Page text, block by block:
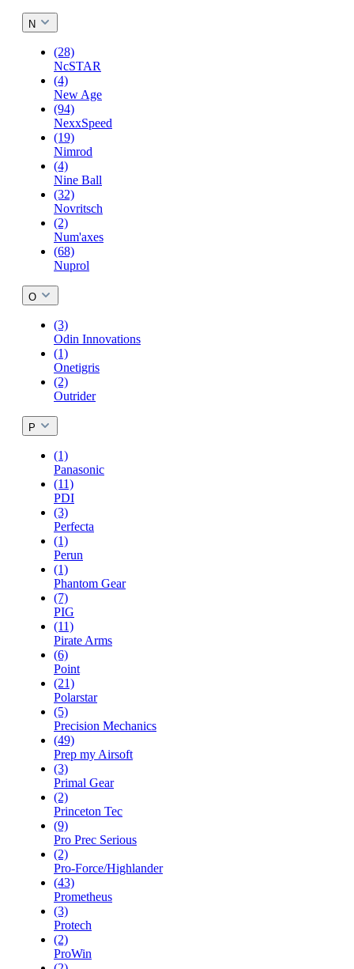
N
(28)
NcSTAR
(4)
New Age
(94)
NexxSpeed
(19)
Nimrod
(4)
Nine Ball
(32)
Novritsch
(2)
Num'axes
(68)
Nuprol
O
(3)
Odin Innovations
(1)
Onetigris
(2)
Outrider
P
(1)
Panasonic
(11)
PDI
(3)
Perfecta
(1)
Perun
(1)
Phantom Gear
(7)
PIG
(11)
Pirate Arms
(6)
Point
(21)
Polarstar
(5)
Precision Mechanics
(49)
Prep my Airsoft
(3)
Primal Gear
(2)
Princeton Tec
(9)
Pro Prec Serious
(2)
Pro-Force/Highlander
(43)
Prometheus
(3)
Protech
(2)
ProWin